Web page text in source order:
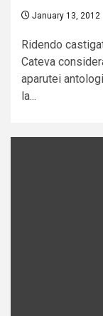
January 13, 2012
Ridendo
Cateva
aparutei
la...